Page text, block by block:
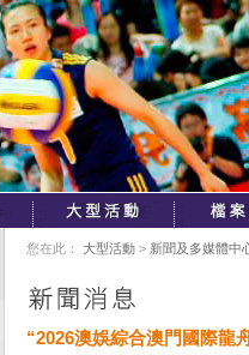
您在此： 大型活動 > 新聞及多媒體中
“2026澳娛綜合澳門國際龍